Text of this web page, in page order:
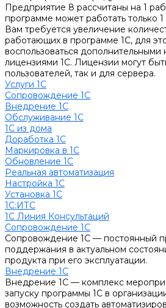
Предприятие 8 рассчитаны на 1
программе может работать только 1
Вам требуется увеличение
работающих в программе 1С, для
воспользоваться дополнительными
лицензиями 1С. Лицензии могут
пользователей, так и для сервера.
Услуги 1С
Сопровождение 1С
Внедрение 1С
Обслуживание 1С
1С из дома
Доработка 1С
Маркировка в 1С
Обновление 1С
Реальная автоматизация
Настройка 1С
Установка 1С
1С:ИТС
1С Линия Консультаций
Сопровождение 1С
Сопровождение 1С — постоянный
поддержания в актуальном
продукта при его эксплуатации.
Внедрение 1С
Внедрение 1С — комплекс
запуску программы 1С в
возможность создать